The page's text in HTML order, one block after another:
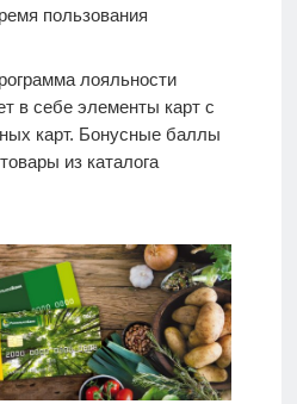
пользования
лояльности
в себе элементы карт с
карт. Бонусные баллы
из каталога